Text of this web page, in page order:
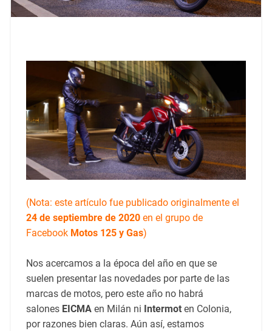
(Nota: este artículo fue publicado originalmente el
24 de septiembre de 2020en el grupo de
Facebook Motos 125 y Gas)
Nos acercamos a la época del año en que se
suelen presentar las novedades por parte de las
marcas de motos, pero este año no habrá
salones EICMAen Milán ni Intermoten Colonia,
por razones bien claras. Aún así, estamos